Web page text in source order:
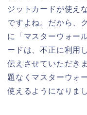
ジットカードが使え
ですよね。だから、
に「マスターウォー
ードは、不正に利用
伝えさせていただき
題なくマスターウォ
使えるようになりま